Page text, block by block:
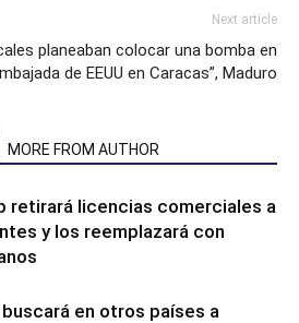
Next article
planeaban colocar una bomba en
de EEUU en Caracas”, Maduro
MORE FROM AUTHOR
retirará licencias comerciales a
y los reemplazará con
buscará en otros países a